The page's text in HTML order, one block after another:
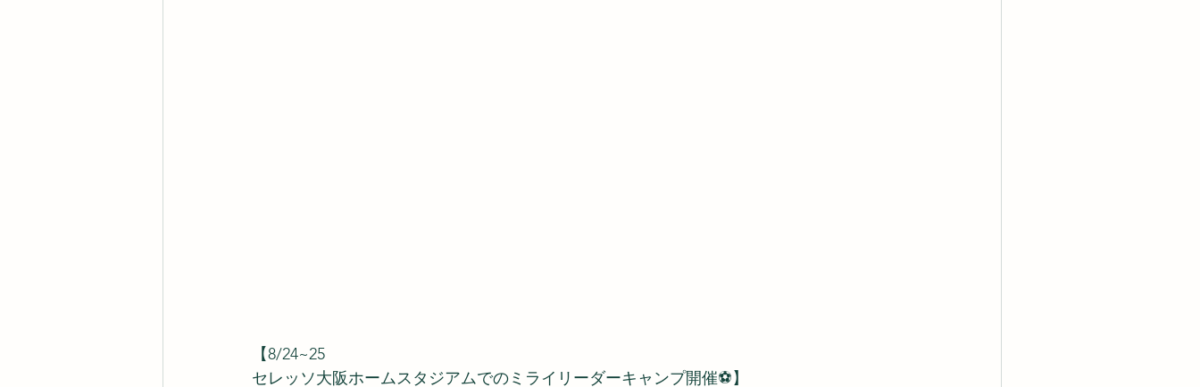
【8/24~25
セレッソ大阪ホームスタジアムでのミライリーダーキャンプ開催⚽️】